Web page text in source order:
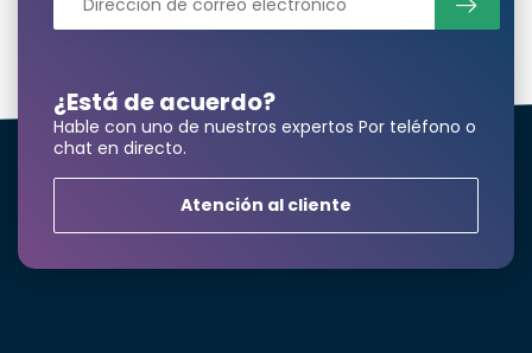
¿Necesita una
cantidad mayor?
¿Está de acuerdo?
Hable con uno de nuestros expertos Por teléfono o
chat en directo.
Atención al cliente